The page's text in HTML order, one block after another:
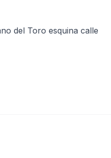
del Toro esquina calle